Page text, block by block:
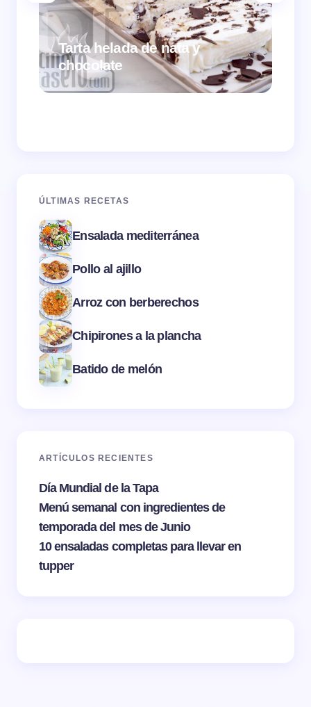
Tarta helada de nata y
chocolate
ÚLTIMAS RECETAS
Ensalada mediterránea
Pollo al ajillo
Arroz con berberechos
Chipirones a la plancha
Batido de melón
ARTÍCULOS RECIENTES
Día Mundial de la Tapa
Menú semanal con ingredientes de
temporada del mes de Junio
10 ensaladas completas para llevar en
tupper